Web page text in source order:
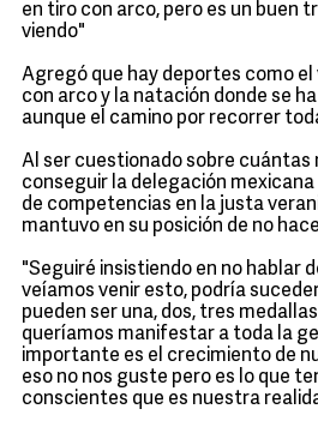
en tiro con arco, pero es un buen
viendo"
Agregó que hay deportes como el
con arco y la natación donde se
aunque el camino por recorrer
Al ser cuestionado sobre cuántas
conseguir la delegación
de competencias en la justa
mantuvo en su posición de no
"Seguiré insistiendo en no hablar
veíamos venir esto, podría
pueden ser una, dos, tres
queríamos manifestar a toda la
importante es el crecimiento de
eso no nos guste pero es lo que
conscientes que es nuestra